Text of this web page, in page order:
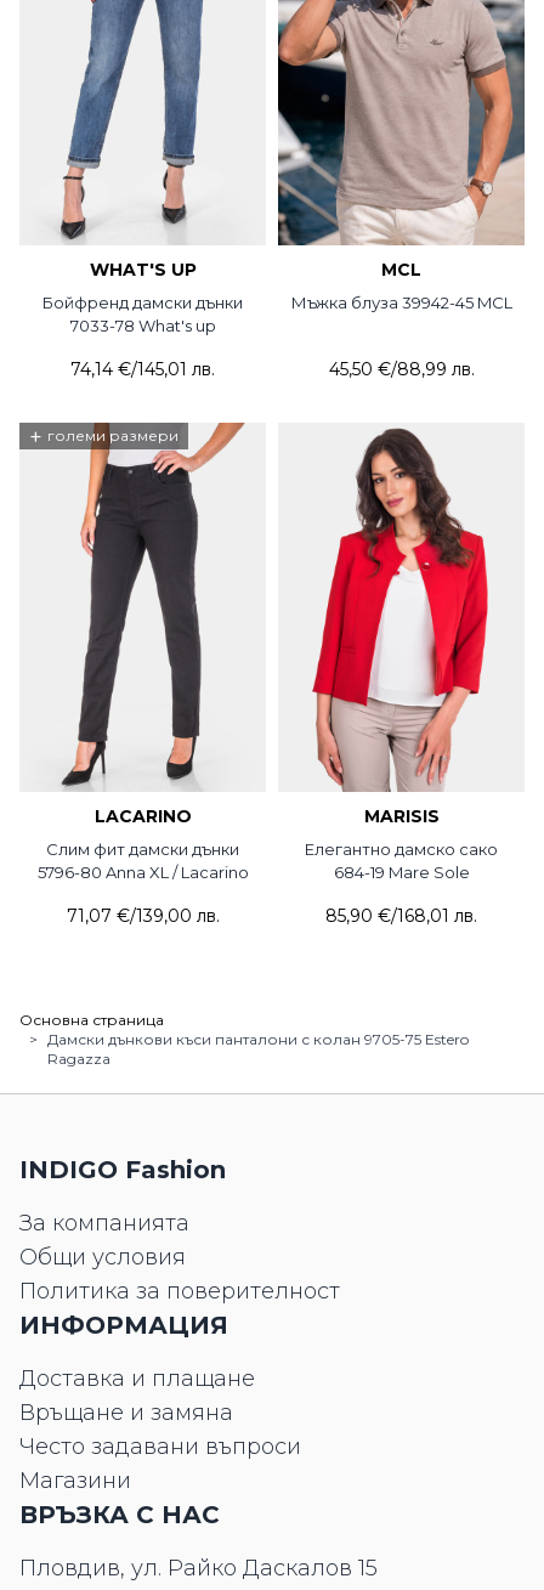
WHAT'S UP
Бойфренд дамски дънки
7033-78 What's up
74,14 €/145,01 лв.
MCL
Мъжка блуза 39942-45 MCL
45,50 €/88,99 лв.
+ големи размери
LACARINO
Слим фит дамски дънки
5796-80 Anna XL / Lacarino
71,07 €/139,00 лв.
MARISIS
Елегантно дамско сако
684-19 Mare Sole
85,90 €/168,01 лв.
Основна страница
> Дамски дънкови къси панталони с колан 9705-75 Estero
Ragazza
INDIGO Fashion
За компанията
Общи условия
Политика за поверителност
ИНФОРМАЦИЯ
Доставка и плащане
Връщане и замяна
Често задавани въпроси
Магазини
ВРЪЗКА С НАС
Пловдив, ул. Райко Даскалов 15